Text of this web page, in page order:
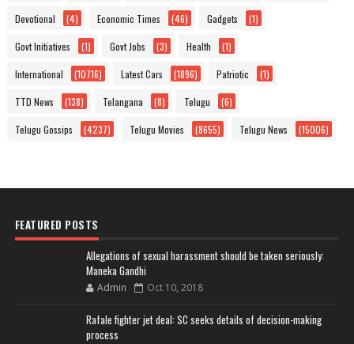
Devotional (4) Economic Times (46) Gadgets (1)
Govt Initiatives (1) Govt Jobs (3) Health (1)
International (10716) Latest Cars (1896) Patriotic (1)
TTD News (138) Telangana (8) Telugu (6)
Telugu Gossips (4237) Telugu Movies (8655) Telugu News (15006)
FEATURED POSTS
Allegations of sexual harassment should be taken seriously:
Maneka Gandhi
Admin Oct 10, 2018
Rafale fighter jet deal: SC seeks details of decision-making
process